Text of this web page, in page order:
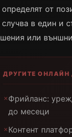
определят от
случва в един и
или
ДРУГИТЕ
✗Фрийланс:
до месеци
✗Контент